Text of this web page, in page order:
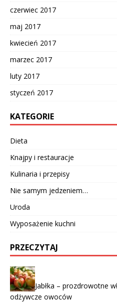
czerwiec 2017
maj 2017
kwiecień 2017
marzec 2017
luty 2017
styczeń 2017
KATEGORIE
Dieta
Knajpy i restauracje
Kulinaria i przepisy
Nie samym jedzeniem…
Uroda
Wyposażenie kuchni
PRZECZYTAJ
Jabłka – prozdrowotne
odżywcze owoców